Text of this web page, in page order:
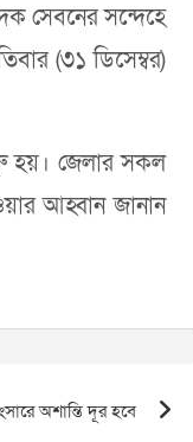
সেবনের সন্দেহে
(৩১ ডিসেম্বর)
হয়। জেলার সকল
আহ্বান জানান
অশান্তি দূর হবে